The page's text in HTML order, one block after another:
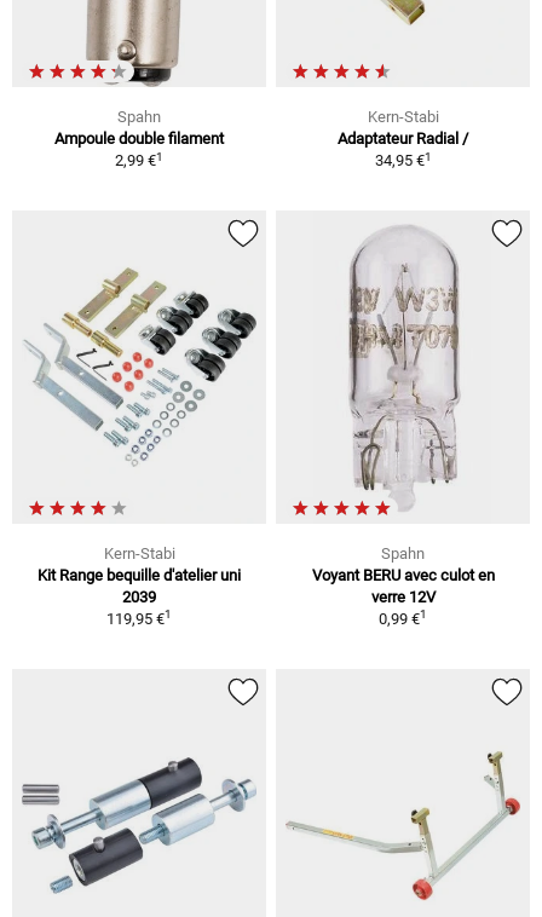
Spahn
Ampoule double filament
2,99 €1
Kern-Stabi
Adaptateur Radial /
34,95 €1
Kern-Stabi
Kit Range bequille d'atelier uni
2039
119,95 €1
Spahn
Voyant BERU avec culot en
verre 12V
0,99 €1